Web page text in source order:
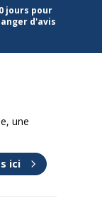
jours pour
d'avis
une
ici